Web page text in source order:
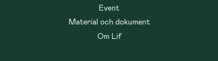
Event
Material och dokument
Om Lif